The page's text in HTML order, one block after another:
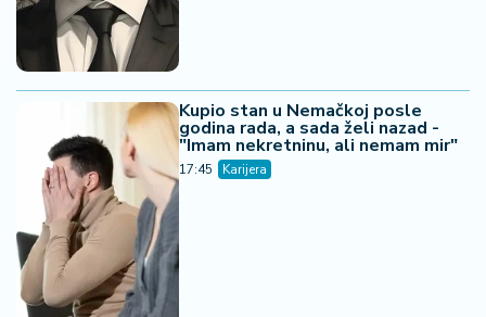
Kupio stan u Nemačkoj posle
godina rada, a sada želi nazad -
"Imam nekretninu, ali nemam mir"
17:45 Karijera